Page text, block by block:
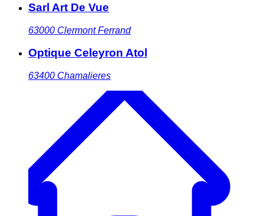
Sarl Art De Vue
63000 Clermont Ferrand
Optique Celeyron Atol
63400 Chamalieres